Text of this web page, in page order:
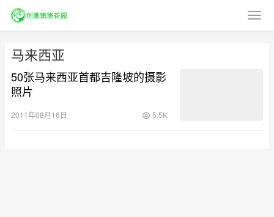
马来西亚
50张马来西亚首都吉隆坡的摄影
照片
2011年08月16日 5.5K